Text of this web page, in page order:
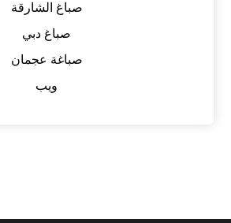
صباغ الشارقة
صباغ دبي
صباغة عجمان
ويب